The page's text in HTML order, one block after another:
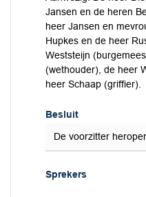
Jansen en de heren
heer Jansen en
Hupkes en de heer
Weststeijn
(wethouder), de heer
heer Schaap (griffier).
Besluit
De voorzitter
Sprekers